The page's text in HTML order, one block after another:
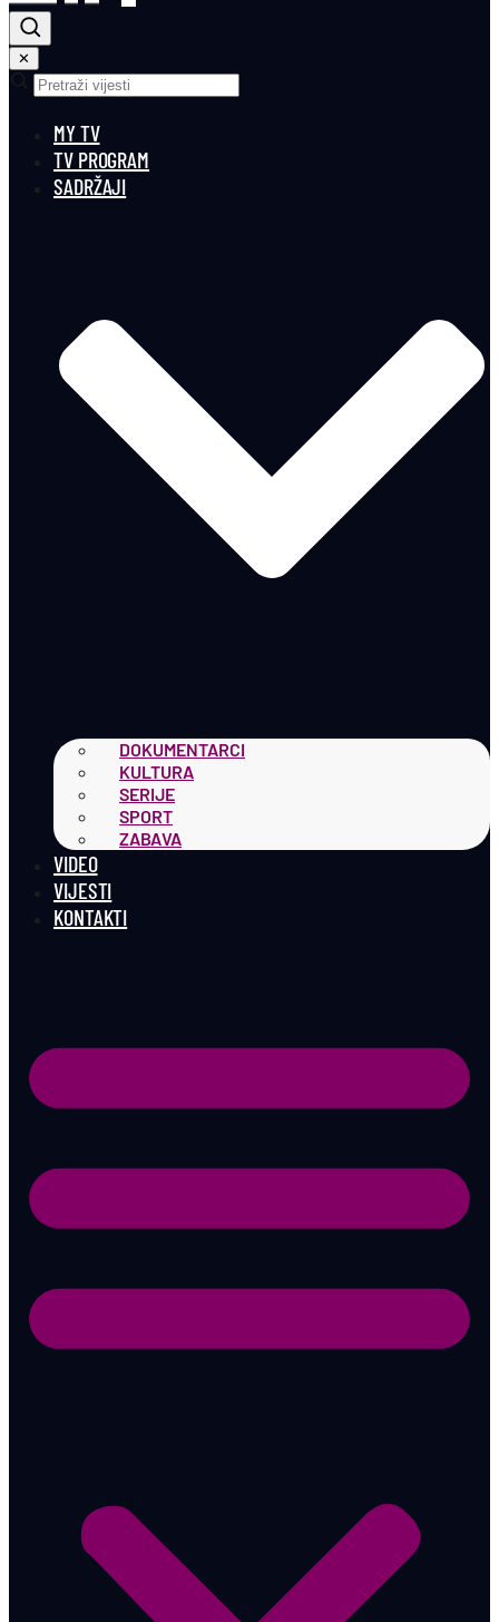
✕
MY TV
TV PROGRAM
SADRŽAJI
DOKUMENTARCI
KULTURA
SERIJE
SPORT
ZABAVA
VIDEO
VIJESTI
KONTAKTI